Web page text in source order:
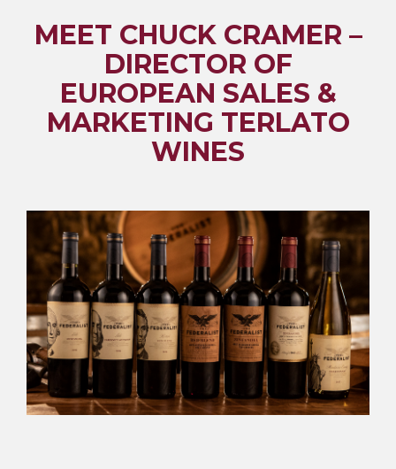
MEET CHUCK CRAMER –
DIRECTOR OF
EUROPEAN SALES &
MARKETING TERLATO
WINES